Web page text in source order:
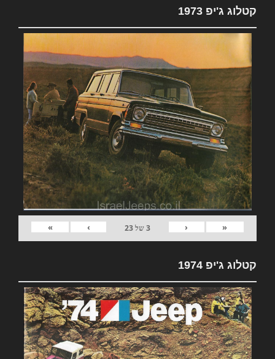
קטלוג ג'יפ 1973
«
‹
3של23
›
»
קטלוג ג'יפ 1974